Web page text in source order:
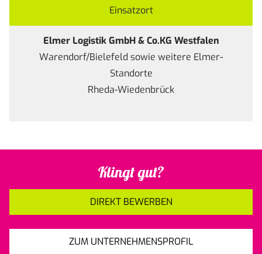
Einsatzort
Elmer Logistik GmbH & Co.KG Westfalen
Warendorf/Bielefeld sowie weitere Elmer-
Standorte
Rheda-Wiedenbrück
Klingt gut?
DIREKT BEWERBEN
ZUM UNTERNEHMENSPROFIL